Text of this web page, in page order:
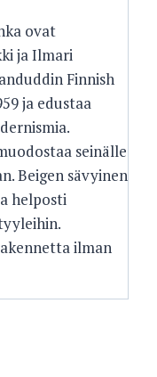
ovat
ja Ilmari
Finnish
ja edustaa
seinälle
Beigen sävyinen
helposti
ilman